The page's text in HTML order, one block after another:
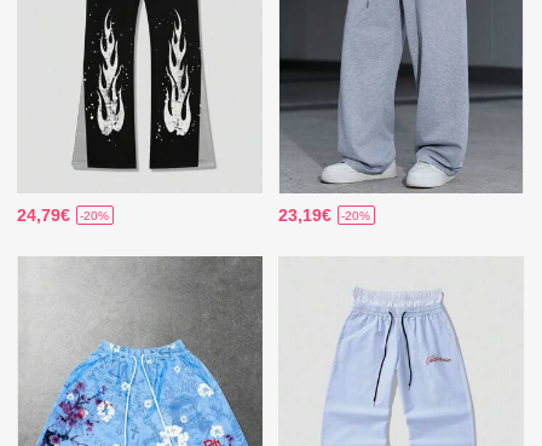
24,79€ -20% 23,19€ -20%